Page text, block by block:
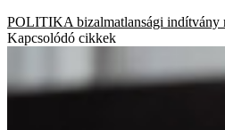
POLITIKA bizalmatlansági indítvány
Kapcsolódó cikkek